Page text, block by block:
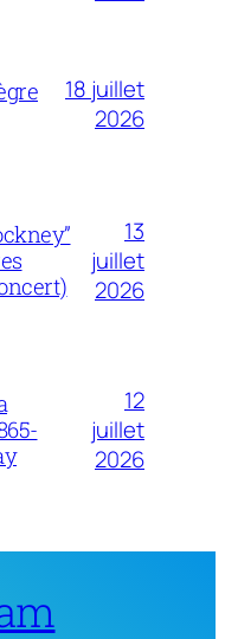
18 juillet
2026
13
juillet
2026
12
juillet
2026